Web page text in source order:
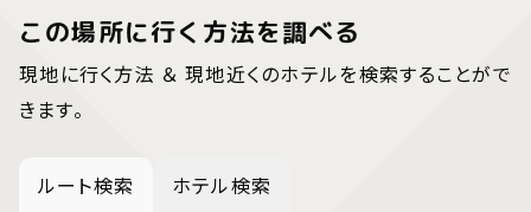
この場所に行く方法を調べる
現地に行く方法 ＆ 現地近くのホテルを検索することがで
きます。
ルート検索 ホテル検索